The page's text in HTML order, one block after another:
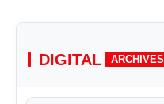
DIGITAL ARCHIVES